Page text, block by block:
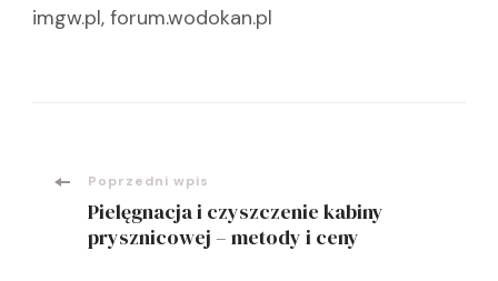
imgw.pl, forum.wodokan.pl
Nawigacja
wpisu
Poprzedni wpis
Pielęgnacja i czyszczenie kabiny
prysznicowej – metody i ceny